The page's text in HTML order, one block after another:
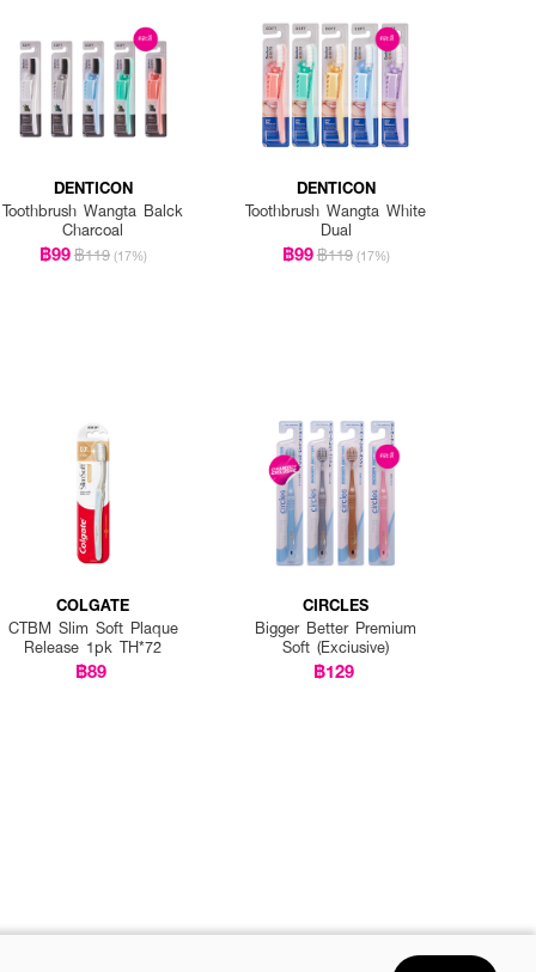
DENTICON
Toothbrush Wangta Balck
Charcoal
฿99฿119 (17%)
DENTICON
Toothbrush Wangta White
Dual
฿99฿119 (17%)
COLGATE
CTBM Slim Soft Plaque
Release 1pk TH*72
฿89
CIRCLES
Bigger Better Premium
Soft (Exciusive)
฿129